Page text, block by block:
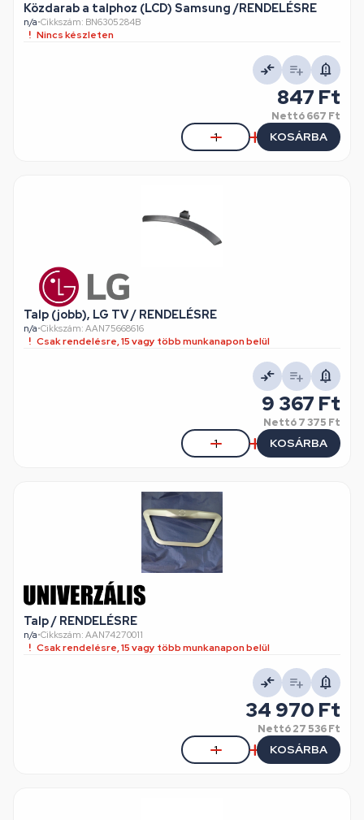
Közdarab a talphoz (LCD) Samsung /RENDELÉSRE
n/a•Cikkszám: BN6305284B
Nincs készleten
847 Ft
Nettó667 Ft
KOSÁRBA
Talp (jobb), LG TV / RENDELÉSRE
n/a•Cikkszám: AAN75668616
Csak rendelésre, 15 vagy több munkanapon belül
9 367 Ft
Nettó7 375 Ft
KOSÁRBA
Talp / RENDELÉSRE
n/a•Cikkszám: AAN74270011
Csak rendelésre, 15 vagy több munkanapon belül
34 970 Ft
Nettó27 536 Ft
KOSÁRBA